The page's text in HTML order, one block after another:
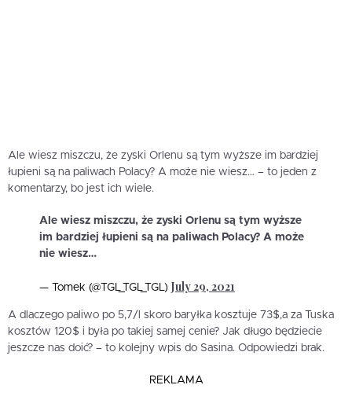
Ale wiesz miszczu, że zyski Orlenu są tym wyższe im bardziej
łupieni są na paliwach Polacy? A może nie wiesz… – to jeden z
komentarzy, bo jest ich wiele.
Ale wiesz miszczu, że zyski Orlenu są tym wyższe
im bardziej łupieni są na paliwach Polacy? A może
nie wiesz…
— Tomek (@TGL_TGL_TGL) July 29, 2021
A dlaczego paliwo po 5,7/l skoro baryłka kosztuje 73$,a za Tuska
kosztów 120$ i była po takiej samej cenie? Jak długo będziecie
jeszcze nas doić? – to kolejny wpis do Sasina. Odpowiedzi brak.
REKLAMA